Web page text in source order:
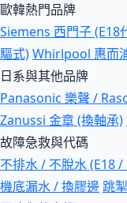
歐韓熱門品牌
Siemens 西門子 (E18
驅式)Whirlpool 惠而
日系與其他品牌
Panasonic 樂聲 /
Zanussi 金章 (換軸承)
故障急救與代碼
不排水 / 不脫水 (E18 /
機底漏水 / 換膠邊跳